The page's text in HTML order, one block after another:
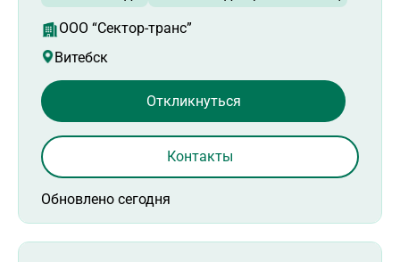
ООО “Сектор-транс”
Витебск
Обновлено сегодня
Откликнуться
Контакты